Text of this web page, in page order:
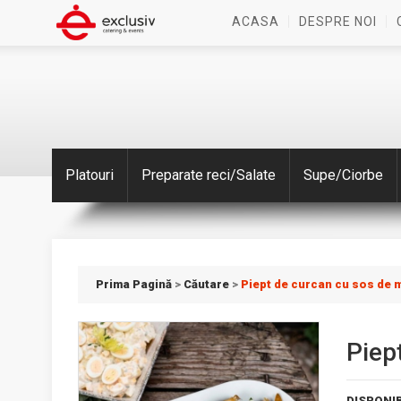
ACASA DESPRE NOI
Platouri Preparate reci/Salate Supe/Ciorbe
Prima Pagină > Căutare > Piept de curcan cu sos de